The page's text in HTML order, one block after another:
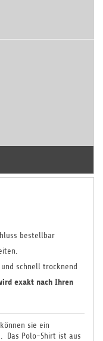
bestellbar
schnell trocknend
exakt nach Ihren
können sie ein
Das Polo-Shirt ist aus